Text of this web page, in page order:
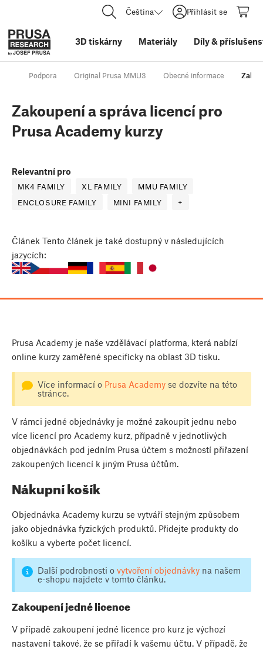
Čeština Přihlásit se
3D tiskárny Materiály Díly&
Podpora Original Prusa MMU3 Obecné informace
Zakoupení a správa licencí pro
Prusa Academy kurzy
Relevantní pro
MK4 FAMILY XL FAMILY
MMU FAMILY
ENCLOSURE FAMILY
MINI FAMILY +
Článek Tento článek je také dostupný v následujících
jazycích:
Prusa Academy je naše vzdělávací platforma, která nabízí
online kurzy zaměřené specificky na oblast 3D tisku.
Více informací o Prusa Academyse dozvíte na této
stránce.
V rámci jedné objednávky je možné zakoupit jednu nebo
více licencí pro Academy kurz, případně v jednotlivých
objednávkách pod jedním Prusa účtem s možností přiřazení
zakoupených licencí k jiným Prusa účtům.
Nákupní košík
Objednávka Academy kurzu se vytváří stejným způsobem
jako objednávka fyzických produktů. Přidejte produkty do
košíku a vyberte počet licencí.
Další podrobnosti o vytvoření objednávkyna našem
e-shopu najdete v tomto článku.
Zakoupení jedné licence
V případě zakoupení jedné licence pro kurz je výchozí
nastavení takové, že se přiřadí k vašemu účtu. V případě, že